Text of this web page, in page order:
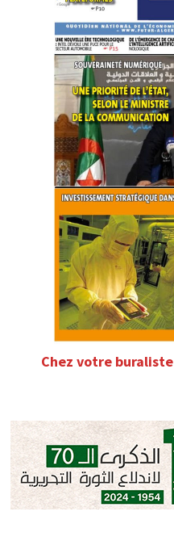
Chez votre buraliste